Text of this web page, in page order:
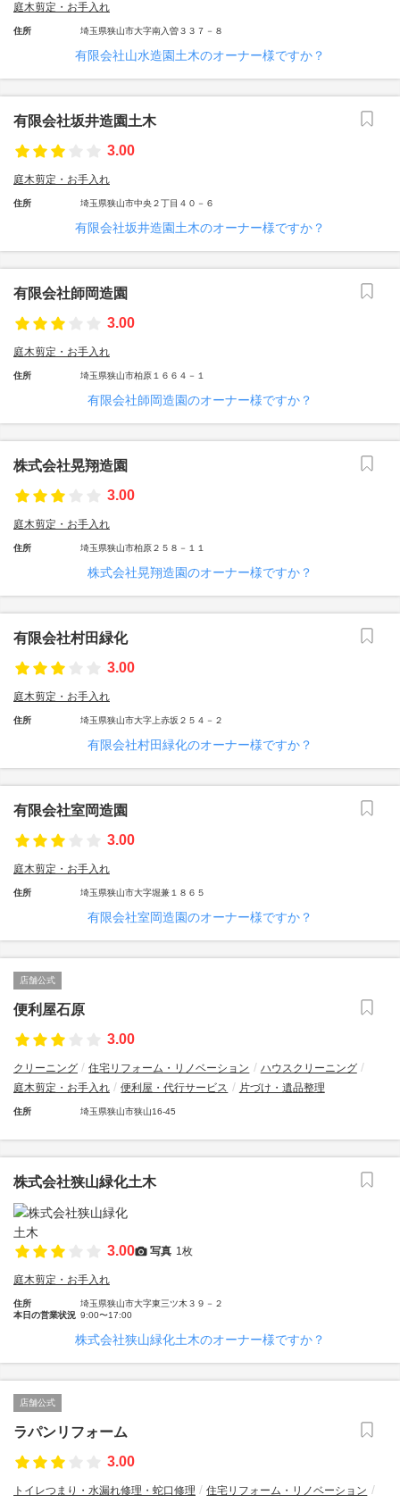
庭木剪定・お手入れ
住所 埼玉県狭山市大字南入曽３３７－８
有限会社山水造園土木のオーナー様ですか？
有限会社坂井造園土木
3.00
庭木剪定・お手入れ
住所 埼玉県狭山市中央２丁目４０－６
有限会社坂井造園土木のオーナー様ですか？
有限会社師岡造園
3.00
庭木剪定・お手入れ
住所 埼玉県狭山市柏原１６６４－１
有限会社師岡造園のオーナー様ですか？
株式会社晃翔造園
3.00
庭木剪定・お手入れ
住所 埼玉県狭山市柏原２５８－１１
株式会社晃翔造園のオーナー様ですか？
有限会社村田緑化
3.00
庭木剪定・お手入れ
住所 埼玉県狭山市大字上赤坂２５４－２
有限会社村田緑化のオーナー様ですか？
有限会社室岡造園
3.00
庭木剪定・お手入れ
住所 埼玉県狭山市大字堀兼１８６５
有限会社室岡造園のオーナー様ですか？
店舗公式
便利屋石原
3.00
クリーニング 住宅リフォーム・リノベーション
ハウスクリーニング
庭木剪定・お手入れ
便利屋・代行サービス 片づけ・遺品整理
住所 埼玉県狭山市狭山16-45
株式会社狭山緑化土木
3.00 写真 1枚
庭木剪定・お手入れ
住所
埼玉県狭山市大字東三ツ木３９－２
本日の営業状況 9:00〜17:00
株式会社狭山緑化土木のオーナー様ですか？
店舗公式
ラパンリフォーム
3.00
トイレつまり・水漏れ修理・蛇口修理
住宅リフォーム・リノベーション